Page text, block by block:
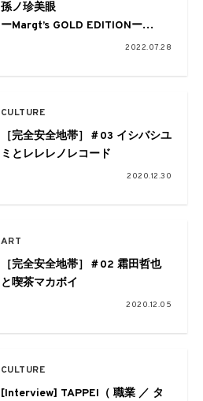
孫ノ珍美眼
ーMargt’s GOLD EDITIONー
職人の技キラリ☆カオスが花咲く
2022.07.28
CULTURE
［完全安全地帯］＃03 イシバシユ
ミとレレレノレコード
2020.12.30
ART
［完全安全地帯］＃02 霜田哲也
と喫茶マカボイ
2020.12.05
CULTURE
[Interview] TAPPEI（ 職業 ／ タ